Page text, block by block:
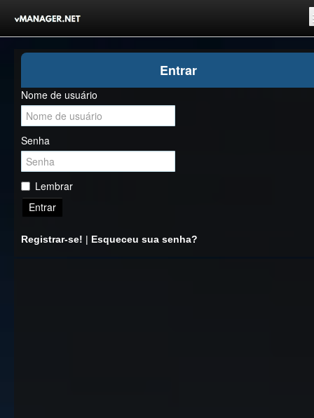
Competições
Comunidade
Notícias
Clubes Livres
Entrar
Nome de usuário
Senha
Lembrar
Entrar
Registrar-se! | Esqueceu sua senha?